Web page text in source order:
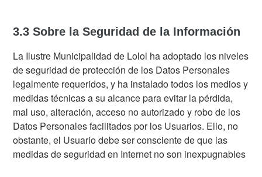
3.3 Sobre la Seguridad de la Información
La Ilustre Municipalidad de Lolol ha adoptado los niveles
de seguridad de protección de los Datos Personales
legalmente requeridos, y ha instalado todos los medios y
medidas técnicas a su alcance para evitar la pérdida,
mal uso, alteración, acceso no autorizado y robo de los
Datos Personales facilitados por los Usuarios. Ello, no
obstante, el Usuario debe ser consciente de que las
medidas de seguridad en Internet no son inexpugnables